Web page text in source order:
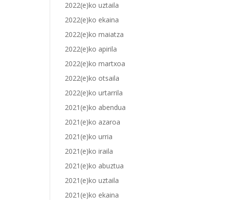
2022(e)ko uztaila
2022(e)ko ekaina
2022(e)ko maiatza
2022(e)ko apirila
2022(e)ko martxoa
2022(e)ko otsaila
2022(e)ko urtarrila
2021(e)ko abendua
2021(e)ko azaroa
2021(e)ko urria
2021(e)ko iraila
2021(e)ko abuztua
2021(e)ko uztaila
2021(e)ko ekaina